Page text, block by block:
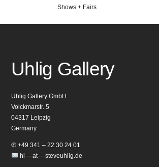
Veröffentlicht
Shows + Fairs
Uhlig Gallery
Uhlig Gallery GmbH
Volckmarstr. 5
04317 Leipzig
Germany
✆ +49 341 – 22 30 24 01
hi —at— steveuhlig.de